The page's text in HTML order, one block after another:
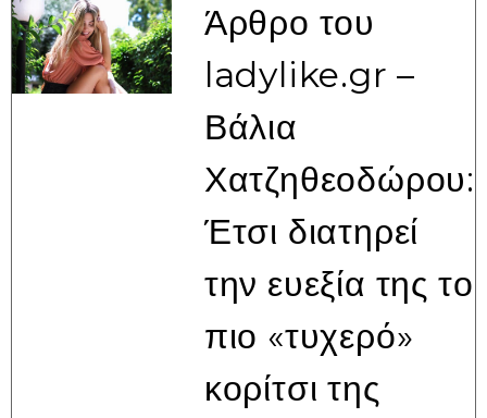
Άρθρο του
ladylike.gr –
Βάλια
Χατζηθεοδώρου:
Έτσι διατηρεί
την ευεξία της το
πιο «τυχερό»
κορίτσι της